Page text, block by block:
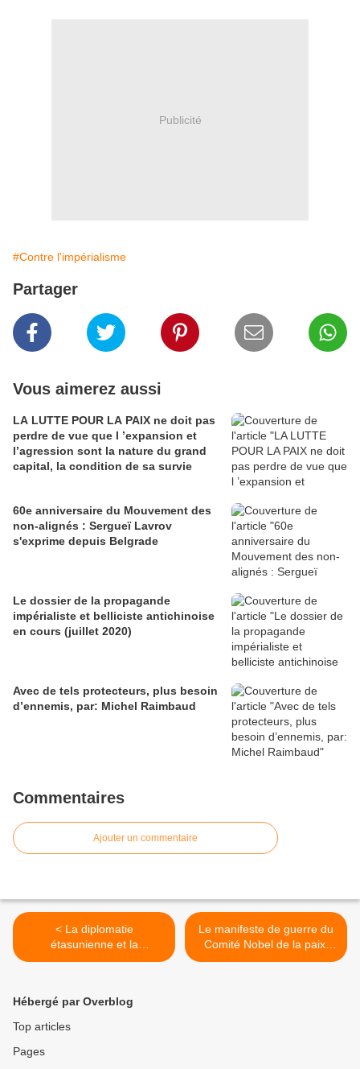
Publicité
#Contre l'impérialisme
Partager
Vous aimerez aussi
LA LUTTE POUR LA PAIX ne doit pas
perdre de vue que l ’expansion et
l’agression sont la nature du grand
capital, la condition de sa survie
60e anniversaire du Mouvement des
non-alignés : Sergueï Lavrov
s'exprime depuis Belgrade
Le dossier de la propagande
impérialiste et belliciste antichinoise
en cours (juillet 2020)
Avec de tels protecteurs, plus besoin
d’ennemis, par: Michel Raimbaud
Commentaires
Ajouter un commentaire
< La diplomatie
étasunienne et la
dissidence cubaine (2/2)
Le manifeste de guerre du
Comité Nobel de la paix,
par Domenico Losurdo >
Hébergé par Overblog
Top articles
Pages